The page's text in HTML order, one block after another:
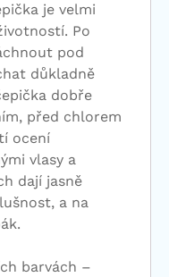
je velmi
Po
pod
důkladně
dobře
před chlorem
ocení
vlasy a
dají jasně
a na
barvách –